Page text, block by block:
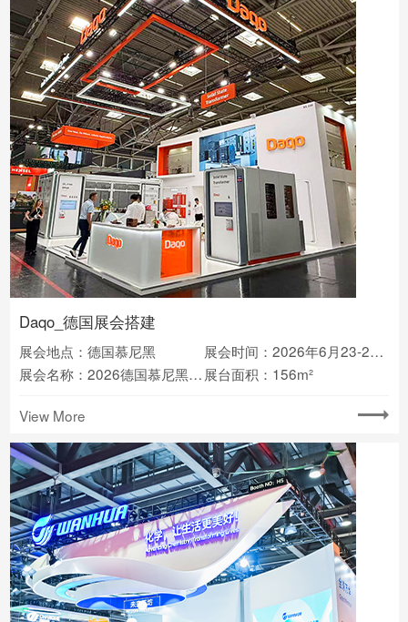
Daqo_德国展会搭建
展会地点：德国慕尼黑
展会时间：2026年6月23-25日
展会名称：2026德国慕尼黑光伏储能展览会intersolar 展台面积：156m²
View More